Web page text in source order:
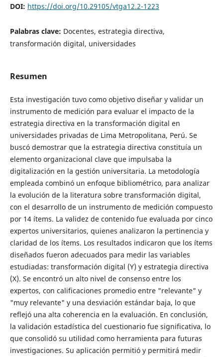
DOI: https://doi.org/10.29105/vtga12.2-1223
Palabras clave: Docentes, estrategia directiva,
transformación digital, universidades
Resumen
Esta investigación tuvo como objetivo diseñar y validar un
instrumento de medición para evaluar el impacto de la
estrategia directiva en la transformación digital en
universidades privadas de Lima Metropolitana, Perú. Se
buscó demostrar que la estrategia directiva constituía un
elemento organizacional clave que impulsaba la
digitalización en la gestión universitaria. La metodología
empleada combinó un enfoque bibliométrico, para analizar
la evolución de la literatura sobre transformación digital,
con el desarrollo de un instrumento de medición compuesto
por 14 ítems. La validez de contenido fue evaluada por cinco
expertos universitarios, quienes analizaron la pertinencia y
claridad de los ítems. Los resultados indicaron que los ítems
diseñados fueron adecuados para medir las variables
estudiadas: transformación digital (Y) y estrategia directiva
(X). Se encontró un alto nivel de consenso entre los
expertos, con calificaciones promedio entre "relevante" y
"muy relevante" y una desviación estándar baja, lo que
reflejó una alta coherencia en la evaluación. En conclusión,
la validación estadística del cuestionario fue significativa, lo
que consolidó su utilidad como herramienta para futuras
investigaciones. Su aplicación permitió y permitirá medir